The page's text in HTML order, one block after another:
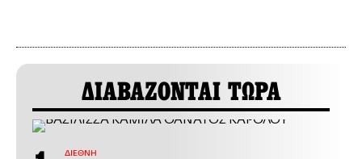
ΔΙΑΒΑΖΟΝΤΑΙ ΤΩΡΑ
ΔΙΕΘΝΗ